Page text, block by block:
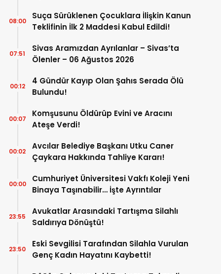
Suça Sürüklenen Çocuklara İlişkin Kanun
Teklifinin İlk 2 Maddesi Kabul Edildi!
08:00
Sivas Aramızdan Ayrılanlar – Sivas’ta
Ölenler – 06 Ağustos 2026
07:51
4 Gündür Kayıp Olan Şahıs Serada Ölü
Bulundu!
00:12
Komşusunu Öldürüp Evini ve Aracını
Ateşe Verdi!
00:07
Avcılar Belediye Başkanı Utku Caner
Çaykara Hakkında Tahliye Kararı!
00:02
Cumhuriyet Üniversitesi Vakfı Koleji Yeni
Binaya Taşınabilir… İşte Ayrıntılar
00:00
Avukatlar Arasındaki Tartışma Silahlı
Saldırıya Dönüştü!
23:55
Eski Sevgilisi Tarafından Silahla Vurulan
Genç Kadın Hayatını Kaybetti!
23:50